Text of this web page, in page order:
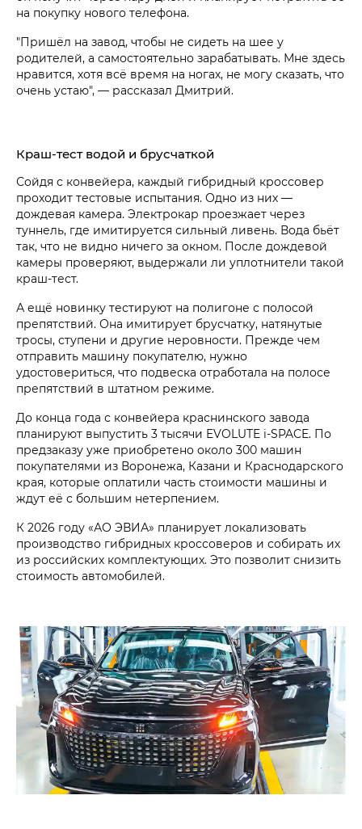
на покупку нового телефона.
"Пришёл на завод, чтобы не сидеть на шее у
родителей, а самостоятельно зарабатывать. Мне здесь
нравится, хотя всё время на ногах, не могу сказать, что
очень устаю", — рассказал Дмитрий.
Краш-тест водой и брусчаткой
Сойдя с конвейера, каждый гибридный кроссовер
проходит тестовые испытания. Одно из них —
дождевая камера. Электрокар проезжает через
туннель, где имитируется сильный ливень. Вода бьёт
так, что не видно ничего за окном. После дождевой
камеры проверяют, выдержали ли уплотнители такой
краш-тест.
А ещё новинку тестируют на полигоне с полосой
препятствий. Она имитирует брусчатку, натянутые
тросы, ступени и другие неровности. Прежде чем
отправить машину покупателю, нужно
удостовериться, что подвеска отработала на полосе
препятствий в штатном режиме.
До конца года с конвейера краснинского завода
планируют выпустить 3 тысячи EVOLUTE i‑SPACE. По
предзаказу уже приобретено около 300 машин
покупателями из Воронежа, Казани и Краснодарского
края, которые оплатили часть стоимости машины и
ждут её с большим нетерпением.
К 2026 году «АО ЭВИА» планирует локализовать
производство гибридных кроссоверов и собирать их
из российских комплектующих. Это позволит снизить
стоимость автомобилей.